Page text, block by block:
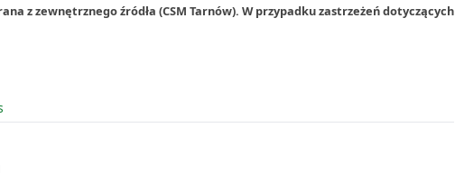
z zewnętrznego źródła (CSM Tarnów). W przypadku zastrzeżeń dotyczących